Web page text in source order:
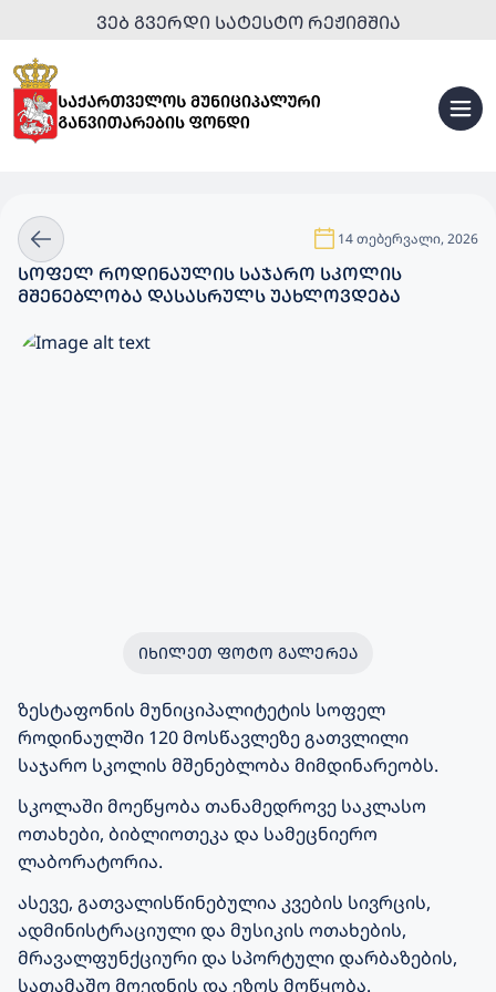
ᲕᲔᲑ ᲒᲕᲔᲠᲓᲘ ᲡᲐᲢᲔᲡᲢᲝ ᲠᲔᲟᲘᲛᲨᲘᲐ
14 თებერვალი, 2026
ᲡᲝᲤᲔᲚ ᲠᲝᲓᲘᲜᲐᲣᲚᲘᲡ ᲡᲐᲯᲐᲠᲝ ᲡᲙᲝᲚᲘᲡ
ᲛᲨᲔᲜᲔᲑᲚᲝᲑᲐ ᲓᲐᲡᲐᲡᲠᲣᲚᲡ ᲣᲐᲮᲚᲝᲕᲓᲔᲑᲐ
ᲘᲮᲘᲚᲔᲗ ᲤᲝᲢᲝ ᲒᲐᲚᲔᲠᲔᲐ
ზესტაფონის მუნიციპალიტეტის სოფელ
როდინაულში 120 მოსწავლეზე გათვლილი
საჯარო სკოლის მშენებლობა მიმდინარეობს.
სკოლაში მოეწყობა თანამედროვე საკლასო
ოთახები, ბიბლიოთეკა და სამეცნიერო
ლაბორატორია.
ასევე, გათვალისწინებულია კვების სივრცის,
ადმინისტრაციული და მუსიკის ოთახების,
მრავალფუნქციური და სპორტული დარბაზების,
სათამაშო მოედნის და ეზოს მოწყობა.